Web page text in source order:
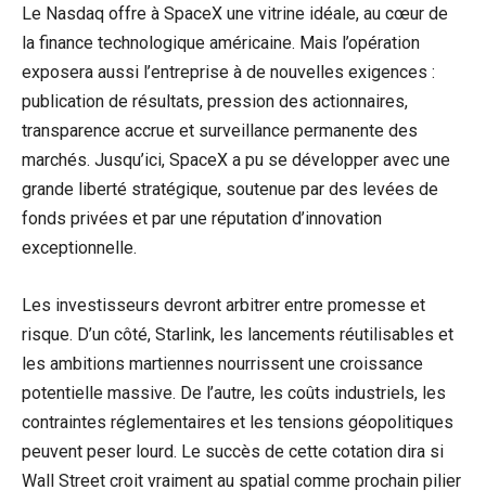
Le Nasdaq offre à SpaceX une vitrine idéale, au cœur de
la finance technologique américaine. Mais l’opération
exposera aussi l’entreprise à de nouvelles exigences :
publication de résultats, pression des actionnaires,
transparence accrue et surveillance permanente des
marchés. Jusqu’ici, SpaceX a pu se développer avec une
grande liberté stratégique, soutenue par des levées de
fonds privées et par une réputation d’innovation
exceptionnelle.
Les investisseurs devront arbitrer entre promesse et
risque. D’un côté, Starlink, les lancements réutilisables et
les ambitions martiennes nourrissent une croissance
potentielle massive. De l’autre, les coûts industriels, les
contraintes réglementaires et les tensions géopolitiques
peuvent peser lourd. Le succès de cette cotation dira si
Wall Street croit vraiment au spatial comme prochain pilier